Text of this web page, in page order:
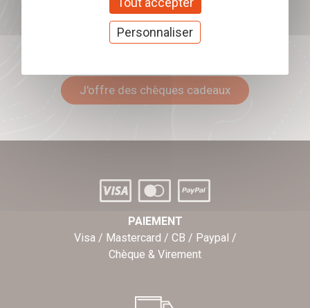
Offrez nos chèques
J'offre des chèques cadeaux
PAIEMENT
Visa / Mastercard / CB / Paypal /
Chèque & Virement
Personnaliser